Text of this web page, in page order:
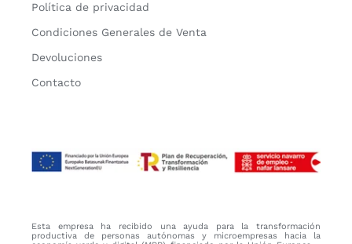
Política de privacidad
Condiciones Generales de Venta
Devoluciones
Contacto
Esta empresa ha recibido una ayuda para la transformación
productiva de personas autónomas y microempresas hacia la